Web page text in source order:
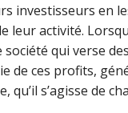
investisseurs en
leur activité.
société qui verse
de ces profits,
qu’il s’agisse de